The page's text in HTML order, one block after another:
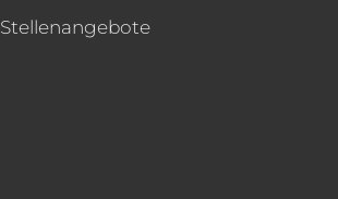
Stellenangebote